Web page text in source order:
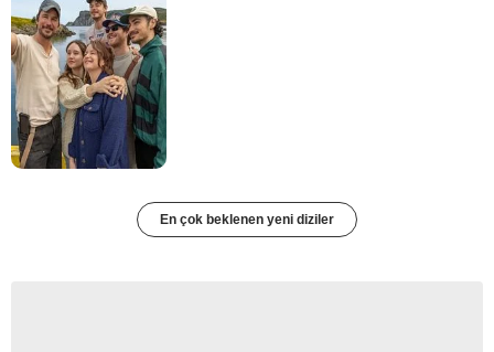
En çok beklenen yeni diziler